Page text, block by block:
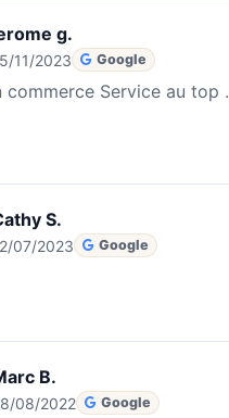
g.
11/2023 Google
commerce Service au top .
S.
07/2023 Google
B.
08/2022 Google